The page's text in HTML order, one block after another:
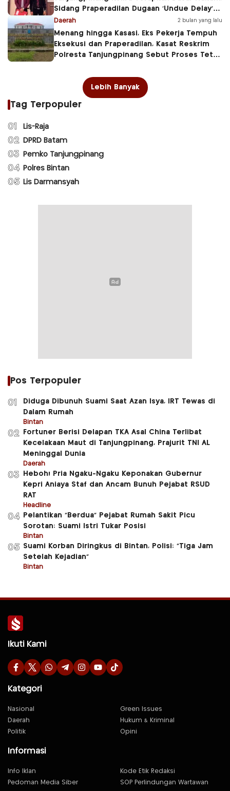
Sidang Praperadilan Dugaan ‘Undue Delay’
Ditunda
Daerah 2 bulan yang lalu
Menang hingga Kasasi, Eks Pekerja Tempuh
Eksekusi dan Praperadilan, Kasat Reskrim
Polresta Tanjungpinang Sebut Proses Tetap
Lebih Banyak
Tag Terpopuler
01 Lis-Raja
02 DPRD Batam
03 Pemko Tanjungpinang
04 Polres Bintan
05 Lis Darmansyah
Pos Terpopuler
01
Diduga Dibunuh Suami Saat Azan Isya, IRT Tewas di
Dalam Rumah
Bintan
02
Fortuner Berisi Delapan TKA Asal China Terlibat
Kecelakaan Maut di Tanjungpinang, Prajurit TNI AL
Meninggal Dunia
Daerah
03
Heboh! Pria Ngaku-Ngaku Keponakan Gubernur
Kepri Aniaya Staf dan Ancam Bunuh Pejabat RSUD
RAT
Headline
04
Pelantikan “Berdua” Pejabat Rumah Sakit Picu
Sorotan: Suami Istri Tukar Posisi
Bintan
05 Suami Korban Diringkus di Bintan, Polisi: “Tiga Jam
Setelah Kejadian”
Bintan
Ikuti Kami
Kategori
Nasional
Green Issues
Daerah
Hukum & Kriminal
Politik
Opini
Informasi
Info Iklan
Kode Etik Redaksi
Pedoman Media Siber
SOP Perlindungan Wartawan